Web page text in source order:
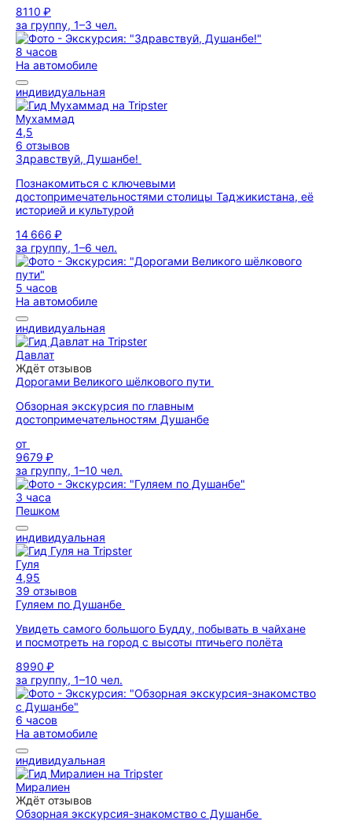
8110 ₽
за группу, 1–3 чел.
8 часов
На автомобиле
индивидуальная
Мухаммад
4,5
6 отзывов
Здравствуй, Душанбе!
Познакомиться с ключевыми
достопримечательностями столицы Таджикистана, её
историей и культурой
14 666 ₽
за группу, 1–6 чел.
5 часов
На автомобиле
индивидуальная
Давлат
Ждёт отзывов
Дорогами Великого шёлкового пути
Обзорная экскурсия по главным
достопримечательностям Душанбе
от
9679 ₽
за группу, 1–10 чел.
3 часа
Пешком
индивидуальная
Гуля
4,95
39 отзывов
Гуляем по Душанбе
Увидеть самого большого Будду, побывать в чайхане
и посмотреть на город с высоты птичьего полёта
8990 ₽
за группу, 1–10 чел.
6 часов
На автомобиле
индивидуальная
Миралиен
Ждёт отзывов
Обзорная экскурсия-знакомство с Душанбе